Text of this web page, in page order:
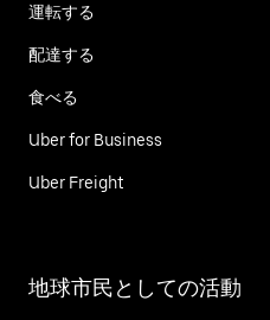
運転する
配達する
食べる
Uber for Business
Uber Freight
地球市民としての活動